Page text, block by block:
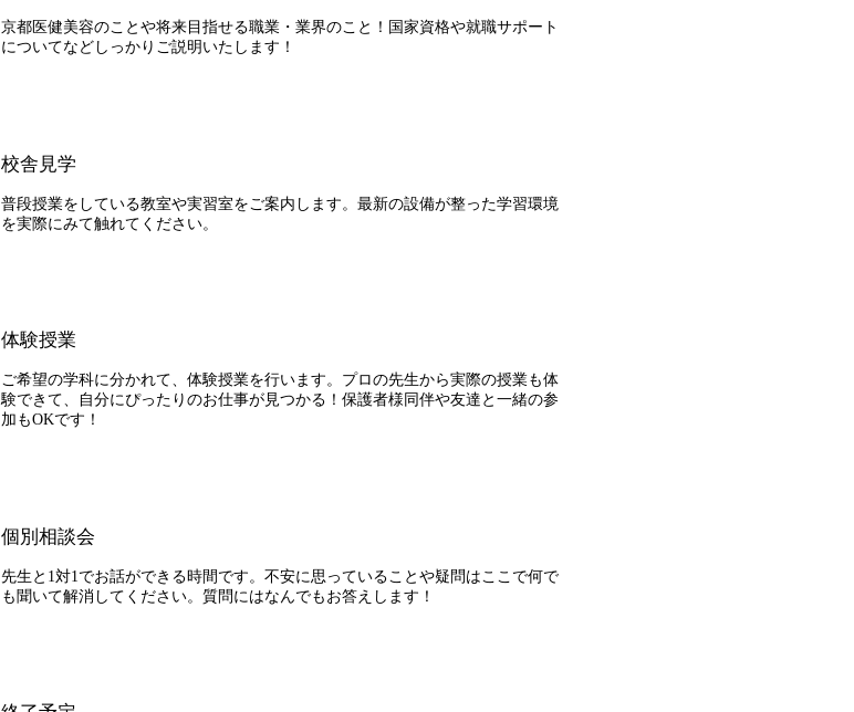
京都医健美容のことや将来目指せる職業・業界のこと！国家資格や就職サポート
についてなどしっかりご説明いたします！
校舎見学
普段授業をしている教室や実習室をご案内します。最新の設備が整った学習環境
を実際にみて触れてください。
体験授業
ご希望の学科に分かれて、体験授業を行います。プロの先生から実際の授業も体
験できて、自分にぴったりのお仕事が見つかる！保護者様同伴や友達と一緒の参
加もOKです！
個別相談会
先生と1対1でお話ができる時間です。不安に思っていることや疑問はここで何で
も聞いて解消してください。質問にはなんでもお答えします！